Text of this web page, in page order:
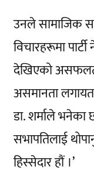
उनले सामाजिक
विचारहरूमा
देखिएको असफलता,
असमानता लगायत
डा. शर्माले
सभापतिलाई
हिस्सेदार हौं ।’